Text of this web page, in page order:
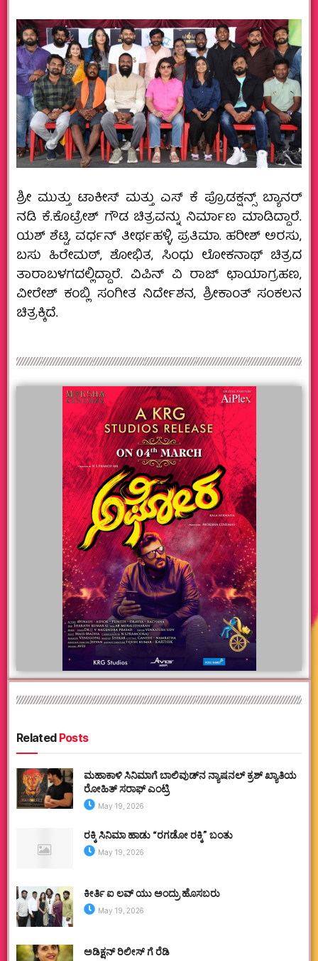
ಶ್ರೀ ಮುತ್ತು ಟಾಕೀಸ್ ಮತ್ತು ಎಸ್ ಕೆ ಪ್ರೊಡಕ್ಷನ್ಸ್ ಬ್ಯಾನರ್
ನಡಿ ಕೆ.ಕೊಟ್ರೇಶ್ ಗೌಡ ಚಿತ್ರವನ್ನು ನಿರ್ಮಾಣ ಮಾಡಿದ್ದಾರೆ.
ಯಶ್ ಶೆಟ್ಟಿ, ವರ್ಧನ್ ತೀರ್ಥಹಳ್ಳಿ, ಪ್ರತಿಮಾ. ಹರೀಶ್ ಅರಸು,
ಬಸು ಹಿರೇಮಠ್, ಶೋಭಿತ, ಸಿಂಧು ಲೋಕನಾಥ್ ಚಿತ್ರದ
ತಾರಾಬಳಗದಲ್ಲಿದ್ದಾರೆ. ವಿಪಿನ್ ವಿ ರಾಜ್ ಛಾಯಾಗ್ರಹಣ,
ವೀರೇಶ್ ಕಂಬ್ಲಿ ಸಂಗೀತ ನಿರ್ದೇಶನ, ಶ್ರೀಕಾಂತ್ ಸಂಕಲನ
ಚಿತ್ರಕ್ಕಿದೆ.
RelatedPosts
ಮಹಾಕಾಳಿ ಸಿನಿಮಾಗೆ ಬಾಲಿವುಡ್‌ನ ನ್ಯಾಷನಲ್ ಕ್ರಶ್ ಖ್ಯಾತಿಯ
ರೋಹಿತ್ ಸರಾಫ್ ಎಂಟ್ರಿ
May 19, 2026
ರಕ್ಕಿ ಸಿನಿಮಾ ಹಾಡು “ರಗಡೋ ರಕ್ಕಿ” ಬಂತು
May 19, 2026
ಕೀರ್ತಿ ಐ ಲವ್ ಯು ಅಂದ್ರು ಹೊಸಬರು
May 19, 2026
ಅಡಿಕ್ಷನ್ ರಿಲೀಸ್ ಗೆ ರೆಡಿ